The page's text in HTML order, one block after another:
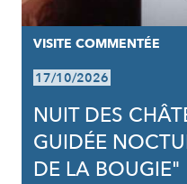
VISITE COMMENTÉE
17/10/2026
NUIT DES
GUIDÉE
DE LA BOUGIE"